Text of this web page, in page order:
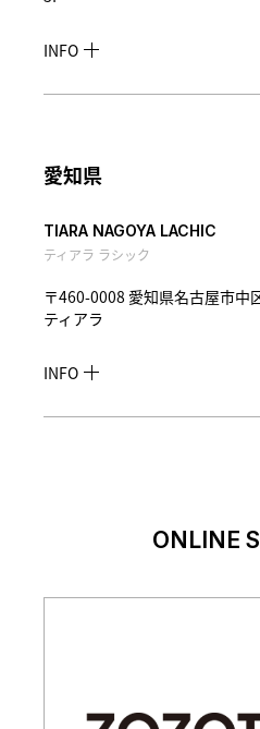
INFO
愛知県
TIARA NAGOYA LACHIC
ティアラ ラシック
〒460-0008 愛知県名古屋市中
ティアラ
INFO
ONLINE